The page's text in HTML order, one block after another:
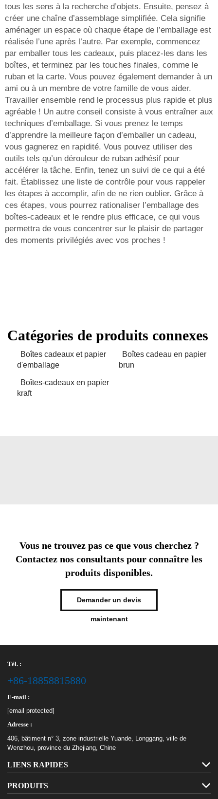
tous les sens à la recherche d’objets. Ensuite, pensez à
créer une chaîne d’assemblage simplifiée. Cela signifie
aménager un espace où chaque étape de l’emballage est
réalisée l’une après l’autre. Par exemple, commencez
par emballer tous les cadeaux, puis placez-les dans les
boîtes, et terminez par les touches finales, comme le
ruban et la carte. Vous pouvez également demander à un
ami ou à un membre de votre famille de vous aider.
Travailler ensemble rend le processus plus rapide et plus
agréable ! Un autre conseil consiste à vous entraîner aux
techniques d’emballage. Si vous prenez le temps
d’apprendre la meilleure façon d’emballer un cadeau,
vous gagnerez en rapidité. Vous pouvez utiliser des
outils tels qu’un dérouleur de ruban adhésif pour
accélérer la tâche. Enfin, tenez un suivi de ce qui a été
fait. Établissez une liste de contrôle pour vous rappeler
les étapes à accomplir, afin de ne rien oublier. Grâce à
ces étapes, vous pourrez rationaliser l’emballage des
boîtes-cadeaux et le rendre plus efficace, ce qui vous
permettra de vous concentrer sur le plaisir de partager
des moments privilégiés avec vos proches !
Catégories de produits connexes
Boîtes cadeaux et papier
d'emballage
Boîtes cadeau en papier
brun
Boîtes-cadeaux en papier
kraft
Vous ne trouvez pas ce que vous cherchez ?
Contactez nos consultants pour connaître les
produits disponibles.
Demander un devis
maintenant
Tél. :
+86-18858815880
E-mail :
[email protected]
Adresse :
406, bâtiment n° 3, zone industrielle Yuande, Longgang, ville de
Wenzhou, province du Zhejiang, Chine
LIENS RAPIDES
PRODUITS